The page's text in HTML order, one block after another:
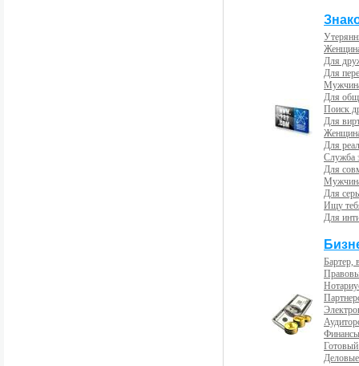
Для
Для
Для
Поиск
Для
Для
Служба
Для
Для
Ищу
Для
Бартер,
Готовый